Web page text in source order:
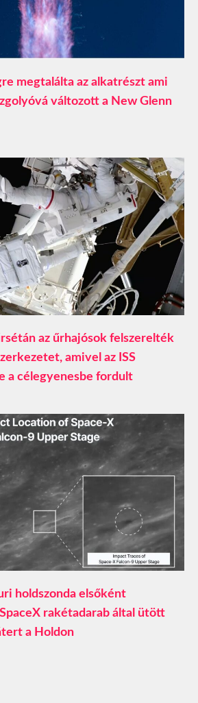
megtalálta az alkatrészt ami
változott a New Glenn
az űrhajósok felszerelték
amivel az ISS
a célegyenesbe fordult
holdszonda elsőként
rakétadarab által ütött
a Holdon